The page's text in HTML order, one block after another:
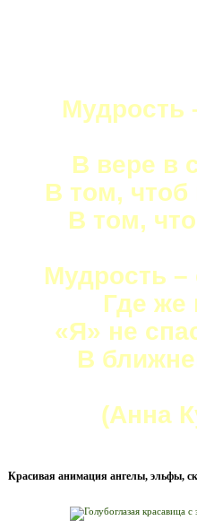
Мудрость
В вере в
В том, чтоб
В том,
Мудрость –
Где же
«Я» не
В
(Анна
Красивая анимация ангелы, эльфы,